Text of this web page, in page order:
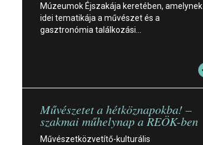
Múzeumok Éjszakája keretében, amelynek
idei tematikája a művészet és a
gasztronómia találkozási…
Művészetet a hétköznapokba! –
szakmai műhelynap a REÖK-ben
Művészetközvetítő-kulturális